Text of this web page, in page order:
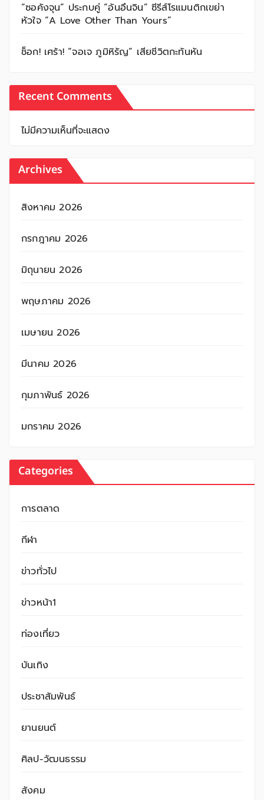
“ซอคังจุน” ประกบคู่ “อันอึนจิน” ซีรีส์โรแมนติกเขย่า
หัวใจ “A Love Other Than Yours”
ช็อก! เศร้า! “จอเจ ภูมิหิรัญ” เสียชีวิตกะทันหัน
Recent Comments
ไม่มีความเห็นที่จะแสดง
Archives
สิงหาคม 2026
กรกฎาคม 2026
มิถุนายน 2026
พฤษภาคม 2026
เมษายน 2026
มีนาคม 2026
กุมภาพันธ์ 2026
มกราคม 2026
Categories
การตลาด
กีฬา
ข่าวทั่วไป
ข่าวหน้า1
ท่องเที่ยว
บันเทิง
ประชาสัมพันธ์
ยานยนต์
ศิลป-วัฒนธรรม
สังคม